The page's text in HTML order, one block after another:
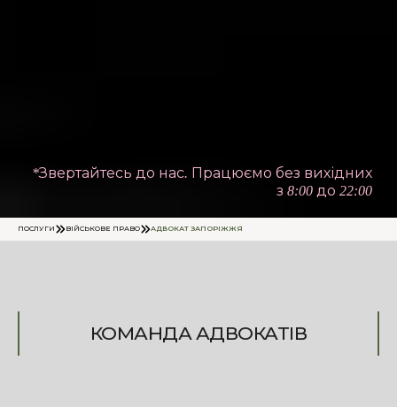
*Звертайтесь до нас. Працюємо без вихідних
з 8:00 до 22:00
ПОСЛУГИ ВІЙСЬКОВЕ ПРАВО АДВОКАТ ЗАПОРІЖЖЯ
КОМАНДА АДВОКАТІВ